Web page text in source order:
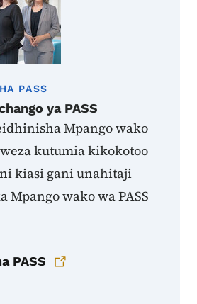
PASS
ya PASS
Mpango wako
kutumia kikokotoo
kiasi gani unahitaji
Mpango wako wa PASS
PASS